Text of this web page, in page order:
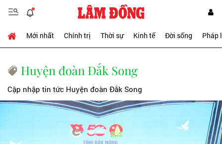
Mới nhất Chính trị Thời sự Kinh tế Đời sống Pháp
Huyện đoàn Đắk Song
Cập nhập tin tức Huyện đoàn Đắk Song